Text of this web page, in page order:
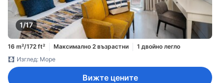
1/17
16 m²/172 ft² Максимално 2 възрастни
1 двойно легло
Изглед: Море
Вижте цените